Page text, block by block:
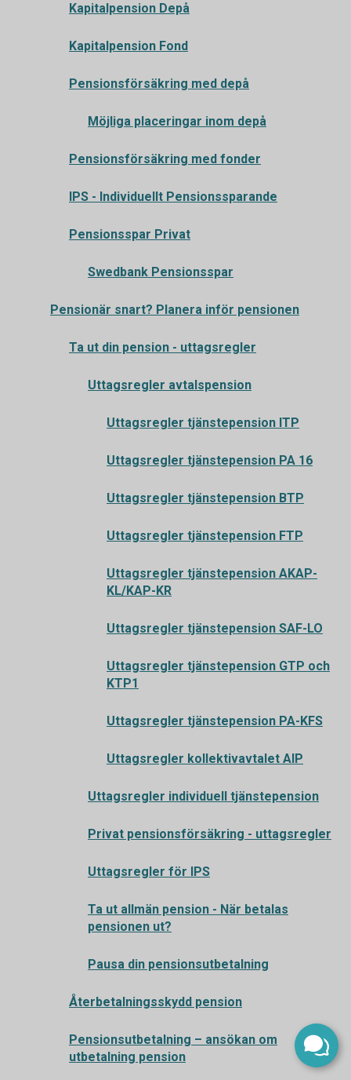
Kapitalpension Depå
Kapitalpension Fond
Pensionsförsäkring med depå
Möjliga placeringar inom depå
Pensionsförsäkring med fonder
IPS - Individuellt Pensionssparande
Pensionsspar Privat
Swedbank Pensionsspar
Pensionär snart? Planera inför pensionen
Ta ut din pension - uttagsregler
Uttagsregler avtalspension
Uttagsregler tjänstepension ITP
Uttagsregler tjänstepension PA 16
Uttagsregler tjänstepension BTP
Uttagsregler tjänstepension FTP
Uttagsregler tjänstepension AKAP-
KL/KAP-KR
Uttagsregler tjänstepension SAF-LO
Uttagsregler tjänstepension GTP och
KTP1
Uttagsregler tjänstepension PA-KFS
Uttagsregler kollektivavtalet AIP
Uttagsregler individuell tjänstepension
Privat pensionsförsäkring - uttagsregler
Uttagsregler för IPS
Ta ut allmän pension - När betalas
pensionen ut?
Pausa din pensionsutbetalning
Återbetalningsskydd pension
Pensionsutbetalning – ansökan om
utbetalning pension